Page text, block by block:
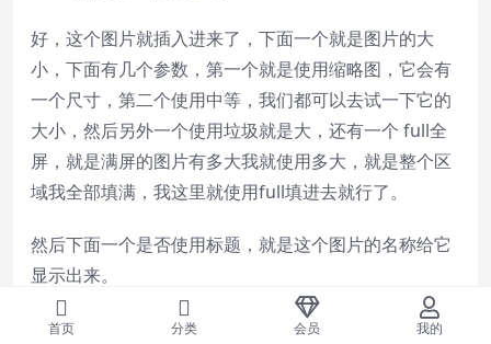
好，这个图片就插入进来了，下面一个就是图片的大
小，下面有几个参数，第一个就是使用缩略图，它会有
一个尺寸，第二个使用中等，我们都可以去试一下它的
大小，然后另外一个使用垃圾就是大，还有一个 full全
屏，就是满屏的图片有多大我就使用多大，就是整个区
域我全部填满，我这里就使用full填进去就行了。
然后下面一个是否使用标题，就是这个图片的名称给它
显示出来。
下面是这个图片的水平的显示方式，我们居中对齐。然
首页 分类 会员 我的